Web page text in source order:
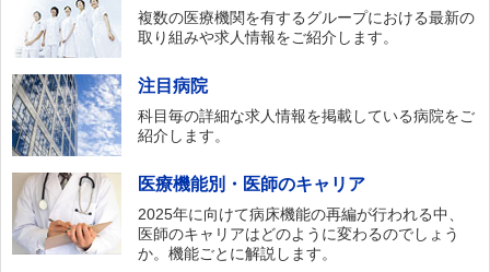
複数の医療機関を有するグループにおける最新の
取り組みや求人情報をご紹介します。
注目病院
科目毎の詳細な求人情報を掲載している病院をご
紹介します。
医療機能別・医師のキャリア
2025年に向けて病床機能の再編が行われる中、
医師のキャリアはどのように変わるのでしょう
か。機能ごとに解説します。